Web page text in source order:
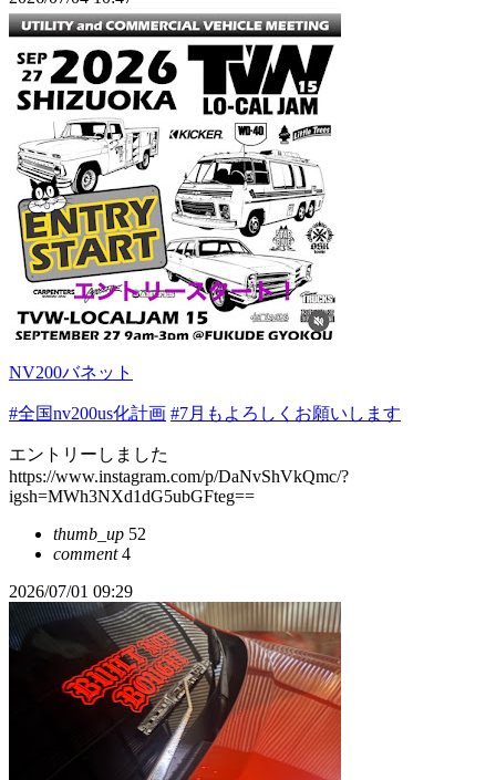
NV200バネット
#全国nv200us化計画 #7月もよろしくお願いします
エントリーしました
https://www.instagram.com/p/DaNvShVkQmc/?
igsh=MWh3NXd1dG5ubGFteg==
thumb_up 52
comment4
2026/07/01 09:29